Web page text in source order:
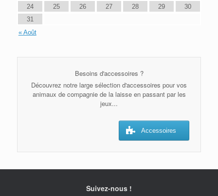
« Août
24
25 26 27 28 29
30
31
Besoins d'accessoires ?
Découvrez notre large sélection d'accessoires pour vos
animaux de compagnie de la laisse en passant par les
jeux...
Accessoires
Suivez-nous !